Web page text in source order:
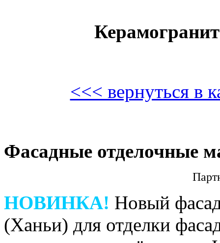
<<< вернуться в
Фасадные отделочные
НОВИНКА! Новый
(Ханьи) для отделки